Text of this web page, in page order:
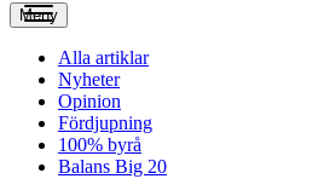
Meny
Alla artiklar
Nyheter
Opinion
Fördjupning
100% byrå
Balans Big 20